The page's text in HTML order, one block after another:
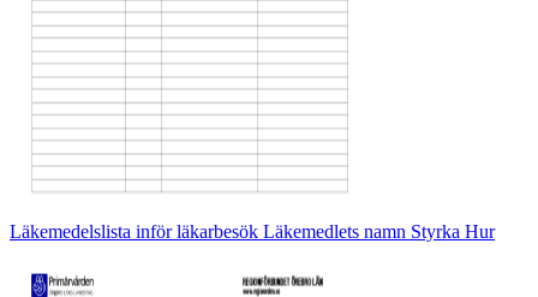
Läkemedelslista inför läkarbesök Läkemedlets namn Styrka Hur